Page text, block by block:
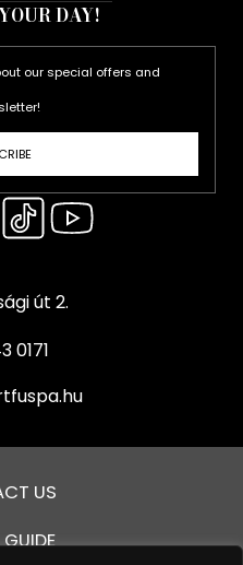
DAY!
our special offers and
út 2.
0171
US